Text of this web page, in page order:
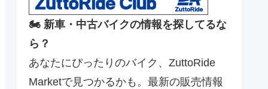
🏍️ 新車・中古バイクの情報を探してるな
ら？
あなたにぴったりのバイク、ZuttoRide
Marketで見つかるかも。最新の販売情報